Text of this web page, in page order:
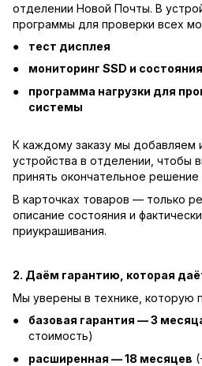
отделении Новой Почты. В
программы для проверки всех
тест дисплея
мониторинг SSD и
программа нагрузки для
системы
К каждому заказу мы добавляем
устройства в отделении, чтобы
принять окончательное
В карточках товаров — только
описание состояния и
приукрашивания.
2. Даём гарантию, которая
Мы уверены в технике, которую
базовая гарантия — 3
стоимость)
расширенная — 18 месяцев